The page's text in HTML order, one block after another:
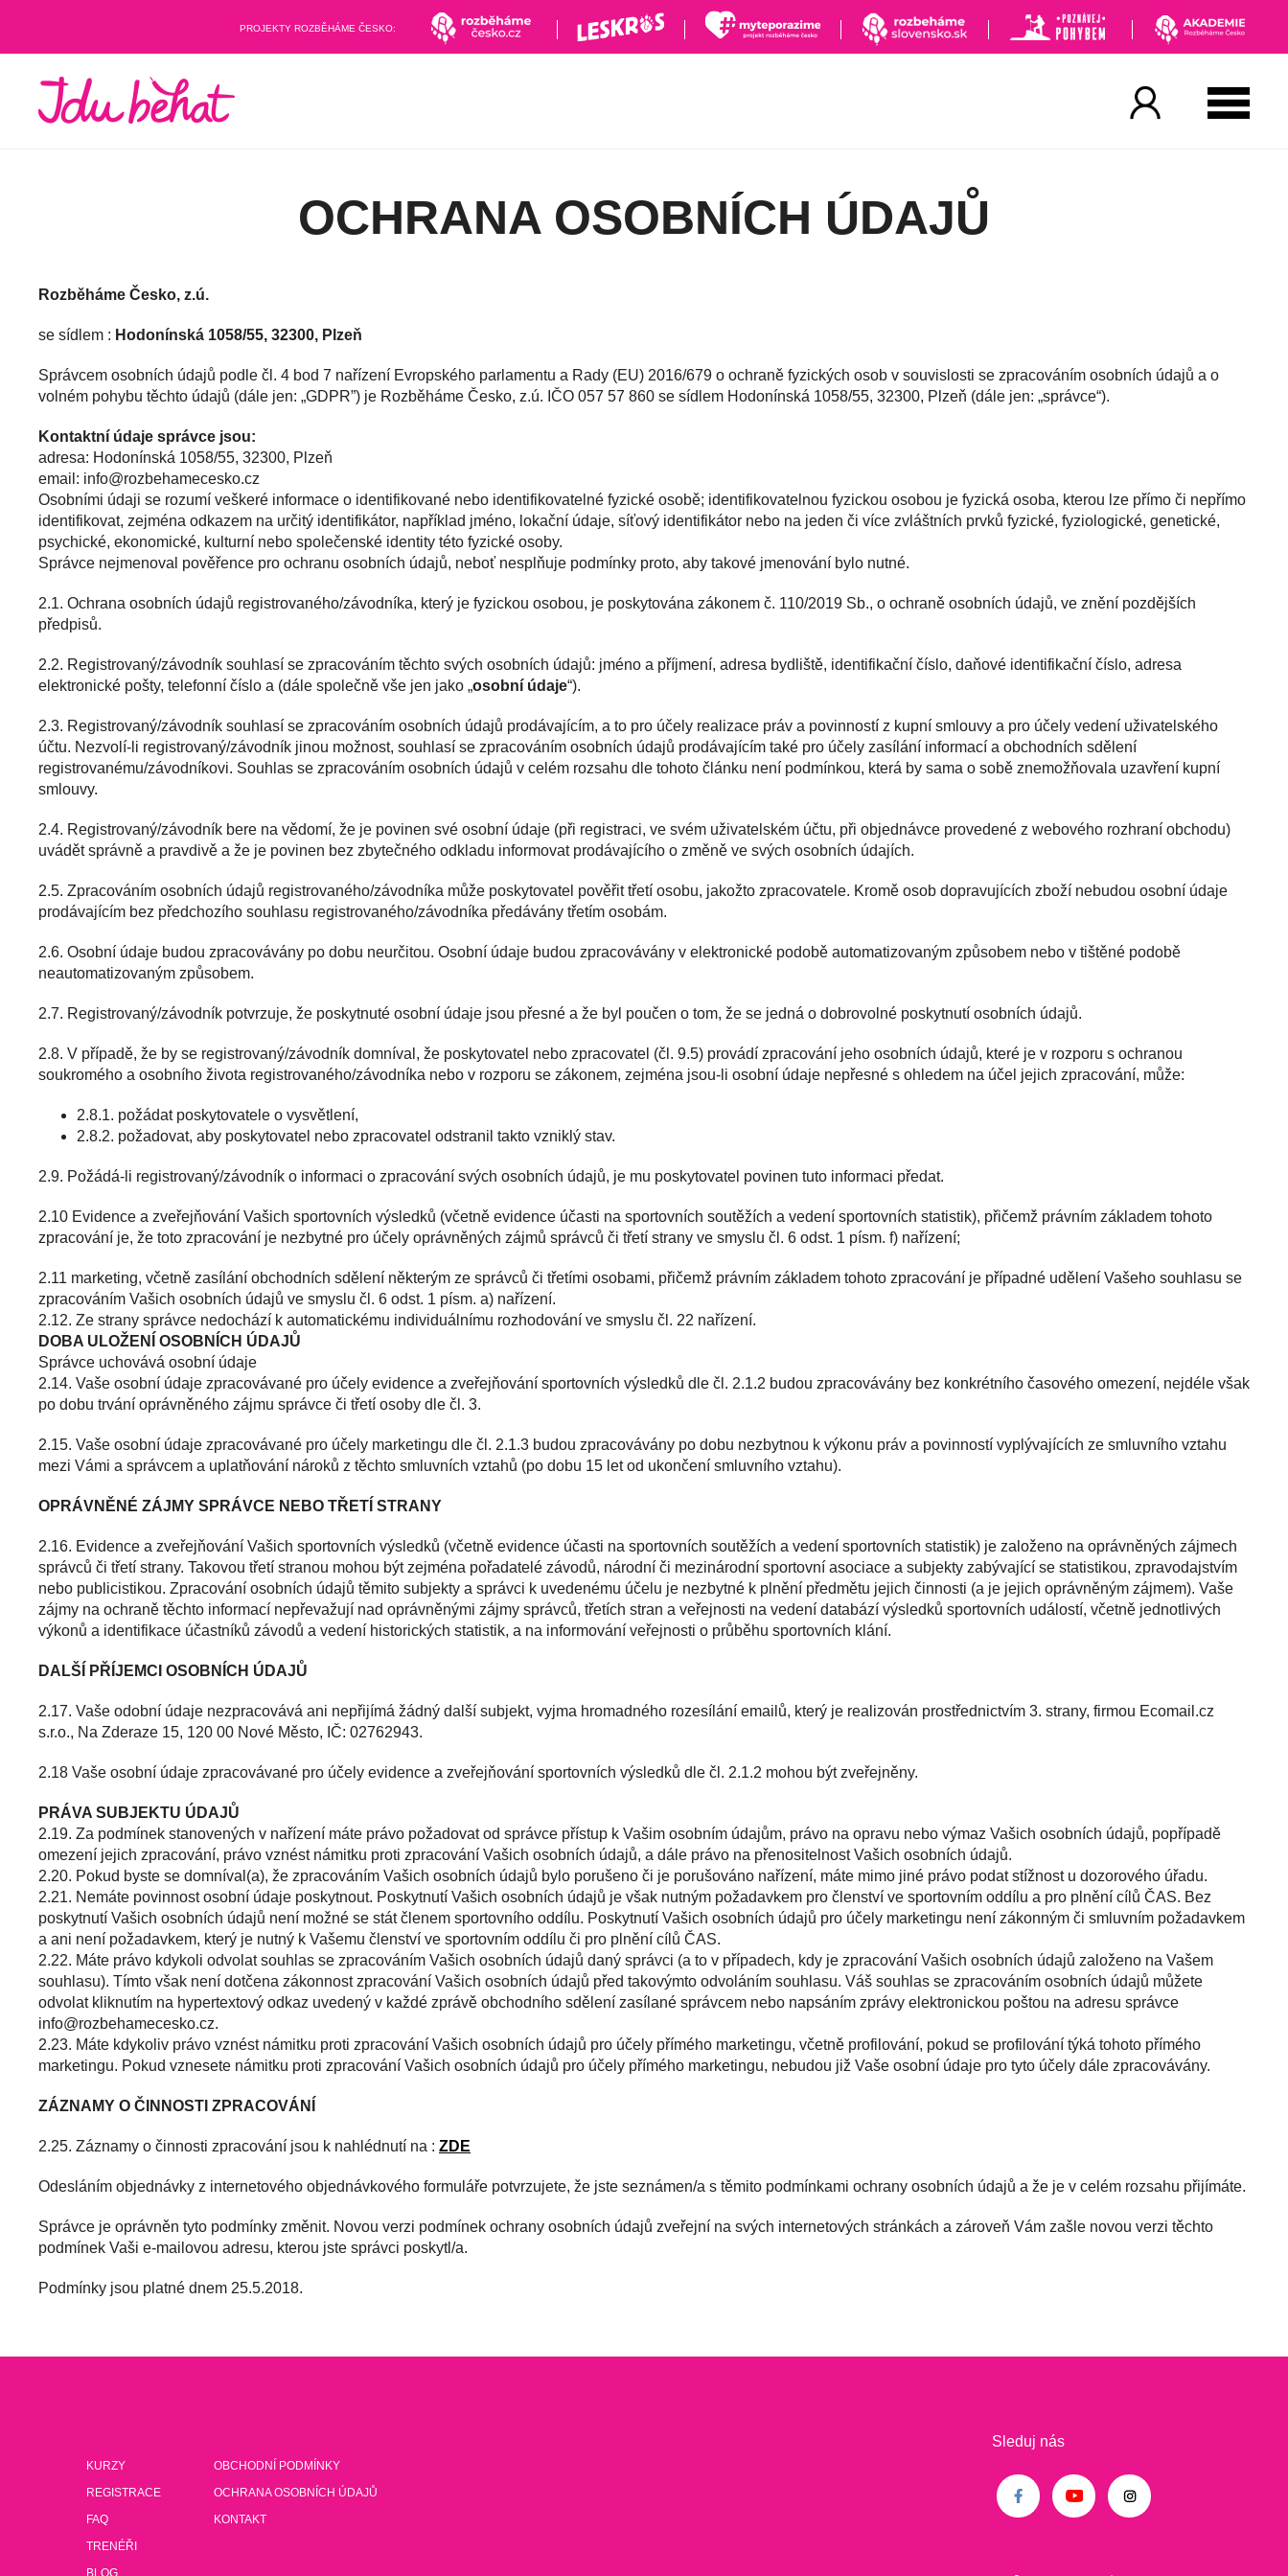
PROJEKTY ROZBĚHÁME ČESKO:
OCHRANA OSOBNÍCH ÚDAJŮ
Rozběháme Česko, z.ú.
se sídlem : Hodonínská 1058/55, 32300, Plzeň
Správcem osobních údajů podle čl. 4 bod 7 nařízení Evropského parlamentu a Rady (EU) 2016/679 o ochraně fyzických osob v souvislosti se zpracováním osobních údajů a o
volném pohybu těchto údajů (dále jen: „GDPR”) je Rozběháme Česko, z.ú. IČO 057 57 860 se sídlem Hodonínská 1058/55, 32300, Plzeň (dále jen: „správce“).
Kontaktní údaje správce jsou:
adresa: Hodonínská 1058/55, 32300, Plzeň
email: zc.oksecemahebzor@ofni
Osobními údaji se rozumí veškeré informace o identifikované nebo identifikovatelné fyzické osobě; identifikovatelnou fyzickou osobou je fyzická osoba, kterou lze přímo či nepřímo
identifikovat, zejména odkazem na určitý identifikátor, například jméno, lokační údaje, síťový identifikátor nebo na jeden či více zvláštních prvků fyzické, fyziologické, genetické,
psychické, ekonomické, kulturní nebo společenské identity této fyzické osoby.
Správce nejmenoval pověřence pro ochranu osobních údajů, neboť nesplňuje podmínky proto, aby takové jmenování bylo nutné.
2.1. Ochrana osobních údajů registrovaného/závodníka, který je fyzickou osobou, je poskytována zákonem č. 110/2019 Sb., o ochraně osobních údajů, ve znění pozdějších
předpisů.
2.2. Registrovaný/závodník souhlasí se zpracováním těchto svých osobních údajů: jméno a příjmení, adresa bydliště, identifikační číslo, daňové identifikační číslo, adresa
elektronické pošty, telefonní číslo a (dále společně vše jen jako „osobní údaje“).
2.3. Registrovaný/závodník souhlasí se zpracováním osobních údajů prodávajícím, a to pro účely realizace práv a povinností z kupní smlouvy a pro účely vedení uživatelského
účtu. Nezvolí-li registrovaný/závodník jinou možnost, souhlasí se zpracováním osobních údajů prodávajícím také pro účely zasílání informací a obchodních sdělení
registrovanému/závodníkovi. Souhlas se zpracováním osobních údajů v celém rozsahu dle tohoto článku není podmínkou, která by sama o sobě znemožňovala uzavření kupní
smlouvy.
2.4. Registrovaný/závodník bere na vědomí, že je povinen své osobní údaje (při registraci, ve svém uživatelském účtu, při objednávce provedené z webového rozhraní obchodu)
uvádět správně a pravdivě a že je povinen bez zbytečného odkladu informovat prodávajícího o změně ve svých osobních údajích.
2.5. Zpracováním osobních údajů registrovaného/závodníka může poskytovatel pověřit třetí osobu, jakožto zpracovatele. Kromě osob dopravujících zboží nebudou osobní údaje
prodávajícím bez předchozího souhlasu registrovaného/závodníka předávány třetím osobám.
2.6. Osobní údaje budou zpracovávány po dobu neurčitou. Osobní údaje budou zpracovávány v elektronické podobě automatizovaným způsobem nebo v tištěné podobě
neautomatizovaným způsobem.
2.7. Registrovaný/závodník potvrzuje, že poskytnuté osobní údaje jsou přesné a že byl poučen o tom, že se jedná o dobrovolné poskytnutí osobních údajů.
2.8. V případě, že by se registrovaný/závodník domníval, že poskytovatel nebo zpracovatel (čl. 9.5) provádí zpracování jeho osobních údajů, které je v rozporu s ochranou
soukromého a osobního života registrovaného/závodníka nebo v rozporu se zákonem, zejména jsou-li osobní údaje nepřesné s ohledem na účel jejich zpracování, může:
2.8.1. požádat poskytovatele o vysvětlení,
2.8.2. požadovat, aby poskytovatel nebo zpracovatel odstranil takto vzniklý stav.
2.9. Požádá-li registrovaný/závodník o informaci o zpracování svých osobních údajů, je mu poskytovatel povinen tuto informaci předat.
2.10 Evidence a zveřejňování Vašich sportovních výsledků (včetně evidence účasti na sportovních soutěžích a vedení sportovních statistik), přičemž právním základem tohoto
zpracování je, že toto zpracování je nezbytné pro účely oprávněných zájmů správců či třetí strany ve smyslu čl. 6 odst. 1 písm. f) nařízení;
2.11 marketing, včetně zasílání obchodních sdělení některým ze správců či třetími osobami, přičemž právním základem tohoto zpracování je případné udělení Vašeho souhlasu se
zpracováním Vašich osobních údajů ve smyslu čl. 6 odst. 1 písm. a) nařízení.
2.12. Ze strany správce nedochází k automatickému individuálnímu rozhodování ve smyslu čl. 22 nařízení.
DOBA ULOŽENÍ OSOBNÍCH ÚDAJŮ
Správce uchovává osobní údaje
2.14. Vaše osobní údaje zpracovávané pro účely evidence a zveřejňování sportovních výsledků dle čl. 2.1.2 budou zpracovávány bez konkrétního časového omezení, nejdéle však
po dobu trvání oprávněného zájmu správce či třetí osoby dle čl. 3.
2.15. Vaše osobní údaje zpracovávané pro účely marketingu dle čl. 2.1.3 budou zpracovávány po dobu nezbytnou k výkonu práv a povinností vyplývajících ze smluvního vztahu
mezi Vámi a správcem a uplatňování nároků z těchto smluvních vztahů (po dobu 15 let od ukončení smluvního vztahu).
OPRÁVNĚNÉ ZÁJMY SPRÁVCE NEBO TŘETÍ STRANY
2.16. Evidence a zveřejňování Vašich sportovních výsledků (včetně evidence účasti na sportovních soutěžích a vedení sportovních statistik) je založeno na oprávněných zájmech
správců či třetí strany. Takovou třetí stranou mohou být zejména pořadatelé závodů, národní či mezinárodní sportovní asociace a subjekty zabývající se statistikou, zpravodajstvím
nebo publicistikou. Zpracování osobních údajů těmito subjekty a správci k uvedenému účelu je nezbytné k plnění předmětu jejich činnosti (a je jejich oprávněným zájmem). Vaše
zájmy na ochraně těchto informací nepřevažují nad oprávněnými zájmy správců, třetích stran a veřejnosti na vedení databází výsledků sportovních událostí, včetně jednotlivých
výkonů a identifikace účastníků závodů a vedení historických statistik, a na informování veřejnosti o průběhu sportovních klání.
DALŠÍ PŘÍJEMCI OSOBNÍCH ÚDAJŮ
2.17. Vaše odobní údaje nezpracovává ani nepřijímá žádný další subjekt, vyjma hromadného rozesílání emailů, který je realizován prostřednictvím 3. strany, firmou Ecomail.cz
s.r.o., Na Zderaze 15, 120 00 Nové Město, IČ: 02762943.
2.18 Vaše osobní údaje zpracovávané pro účely evidence a zveřejňování sportovních výsledků dle čl. 2.1.2 mohou být zveřejněny.
PRÁVA SUBJEKTU ÚDAJŮ
2.19. Za podmínek stanovených v nařízení máte právo požadovat od správce přístup k Vašim osobním údajům, právo na opravu nebo výmaz Vašich osobních údajů, popřípadě
omezení jejich zpracování, právo vznést námitku proti zpracování Vašich osobních údajů, a dále právo na přenositelnost Vašich osobních údajů.
2.20. Pokud byste se domníval(a), že zpracováním Vašich osobních údajů bylo porušeno či je porušováno nařízení, máte mimo jiné právo podat stížnost u dozorového úřadu.
2.21. Nemáte povinnost osobní údaje poskytnout. Poskytnutí Vašich osobních údajů je však nutným požadavkem pro členství ve sportovním oddílu a pro plnění cílů ČAS. Bez
poskytnutí Vašich osobních údajů není možné se stát členem sportovního oddílu. Poskytnutí Vašich osobních údajů pro účely marketingu není zákonným či smluvním požadavkem
a ani není požadavkem, který je nutný k Vašemu členství ve sportovním oddílu či pro plnění cílů ČAS.
2.22. Máte právo kdykoli odvolat souhlas se zpracováním Vašich osobních údajů daný správci (a to v případech, kdy je zpracování Vašich osobních údajů založeno na Vašem
souhlasu). Tímto však není dotčena zákonnost zpracování Vašich osobních údajů před takovýmto odvoláním souhlasu. Váš souhlas se zpracováním osobních údajů můžete
odvolat kliknutím na hypertextový odkaz uvedený v každé zprávě obchodního sdělení zasílané správcem nebo napsáním zprávy elektronickou poštou na adresu správce
zc.oksecemahebzor@ofni.
2.23. Máte kdykoliv právo vznést námitku proti zpracování Vašich osobních údajů pro účely přímého marketingu, včetně profilování, pokud se profilování týká tohoto přímého
marketingu. Pokud vznesete námitku proti zpracování Vašich osobních údajů pro účely přímého marketingu, nebudou již Vaše osobní údaje pro tyto účely dále zpracovávány.
ZÁZNAMY O ČINNOSTI ZPRACOVÁNÍ
2.25. Záznamy o činnosti zpracování jsou k nahlédnutí na : ZDE
Odesláním objednávky z internetového objednávkového formuláře potvrzujete, že jste seznámen/a s těmito podmínkami ochrany osobních údajů a že je v celém rozsahu přijímáte.
Správce je oprávněn tyto podmínky změnit. Novou verzi podmínek ochrany osobních údajů zveřejní na svých internetových stránkách a zároveň Vám zašle novou verzi těchto
podmínek Vaši e-mailovou adresu, kterou jste správci poskytl/a.
Podmínky jsou platné dnem 25.5.2018.
KURZY
REGISTRACE
FAQ
TRENÉŘI
BLOG
OBCHODNÍ PODMÍNKY
OCHRANA OSOBNÍCH ÚDAJŮ
KONTAKT
Sleduj nás